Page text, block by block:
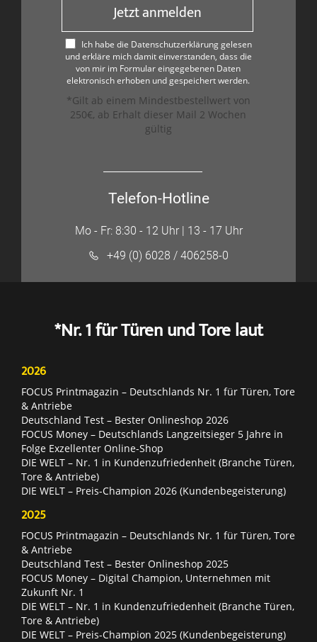
Jetzt anmelden
Ich habe die Datenschutzerklärung gelesen
und erkläre mich damit einverstanden, dass die
von mir im Formular eingegebenen Daten
elektronisch erhoben und gespeichert werden.
*Gilt ab einem Mindestbestellwert von
250€, ab Erhalt dieser Mail 2 Wochen
gültig
Telefon-Hotline
Mo - Fr: 8:30 - 12 Uhr | 13 - 17 Uhr
+49 (0) 6028 / 406258-0
*Nr. 1 für Türen und Tore laut
2026
FOCUS Printmagazin – Deutschlands Nr. 1 für Türen, Tore
& Antriebe
Deutschland Test – Bester Onlineshop 2026
FOCUS Money – Deutschlands Langzeitsieger 5 Jahre in
Folge Exzellenter Online-Shop
DIE WELT – Nr. 1 in Kundenzufriedenheit (Branche Türen,
Tore & Antriebe)
DIE WELT – Preis-Champion 2026 (Kundenbegeisterung)
2025
FOCUS Printmagazin – Deutschlands Nr. 1 für Türen, Tore
& Antriebe
Deutschland Test – Bester Onlineshop 2025
FOCUS Money – Digital Champion, Unternehmen mit
Zukunft Nr. 1
DIE WELT – Nr. 1 in Kundenzufriedenheit (Branche Türen,
Tore & Antriebe)
DIE WELT – Preis-Champion 2025 (Kundenbegeisterung)